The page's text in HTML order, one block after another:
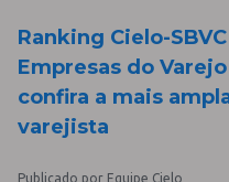
Ranking Cielo-
Empresas do
confira a mais
varejista
Publicado por Equipe Cielo